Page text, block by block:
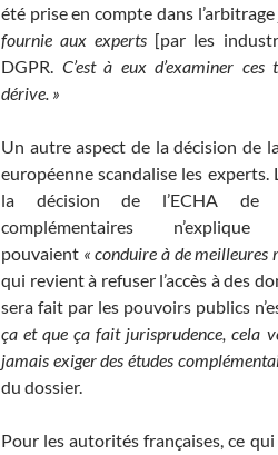
été prise en compte dans
fournie aux experts [par les
DGPR. C’est à eux d’examiner
dérive. »
Un autre aspect de la décision de
européenne scandalise les
la décision de l’ECHA de
complémentaires
pouvaient « conduire à de meilleures
qui revient à refuser l’accès à des
sera fait par les pouvoirs publics
ça et que ça fait jurisprudence, cela
jamais exiger des études
du dossier.
Pour les autorités françaises, ce